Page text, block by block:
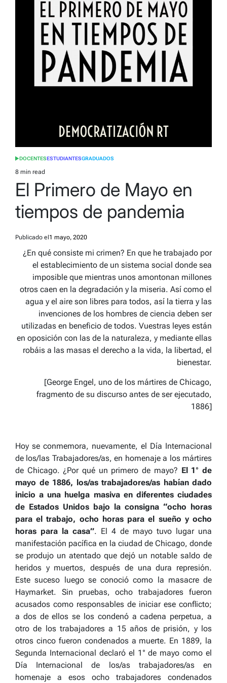
POSTED
IN
DOCENTESESTUDIANTESGRADUADOS
Estimated
read
time
8 min read
El Primero de Mayo en
tiempos de pandemia
Publicado el 1 mayo, 2020
¿En qué consiste mi crimen? En que he trabajado por
el establecimiento de un sistema social donde sea
imposible que mientras unos amontonan millones
otros caen en la degradación y la miseria. Así como el
agua y el aire son libres para todos, así la tierra y las
invenciones de los hombres de ciencia deben ser
utilizadas en beneficio de todos. Vuestras leyes están
en oposición con las de la naturaleza, y mediante ellas
robáis a las masas el derecho a la vida, la libertad, el
bienestar.
[George Engel, uno de los mártires de Chicago,
fragmento de su discurso antes de ser ejecutado,
1886]
Hoy se conmemora, nuevamente, el Día Internacional
de los/las Trabajadores/as, en homenaje a los mártires
de Chicago. ¿Por qué un primero de mayo? El 1° de
mayo de 1886, los/as trabajadores/as habían dado
inicio a una huelga masiva en diferentes ciudades
de Estados Unidos bajo la consigna “ocho horas
para el trabajo, ocho horas para el sueño y ocho
horas para la casa”. El 4 de mayo tuvo lugar una
manifestación pacífica en la ciudad de Chicago, donde
se produjo un atentado que dejó un notable saldo de
heridos y muertos, después de una dura represión.
Este suceso luego se conoció como la masacre de
Haymarket. Sin pruebas, ocho trabajadores fueron
acusados como responsables de iniciar ese conflicto;
a dos de ellos se los condenó a cadena perpetua, a
otro de los trabajadores a 15 años de prisión, y los
otros cinco fueron condenados a muerte. En 1889, la
Segunda Internacional declaró el 1° de mayo como el
Día Internacional de los/as trabajadores/as en
homenaje a esos ocho trabajadores condenados